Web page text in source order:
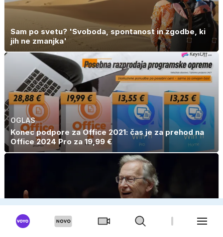
Sam po svetu? 'Svoboda, spontanost in zgodbe, ki
jih ne zmanjka'
OGLAS
Konec podpore za Office 2021: čas je za prehod na
Office 2024 Pro za 19,99 €
OGLAS